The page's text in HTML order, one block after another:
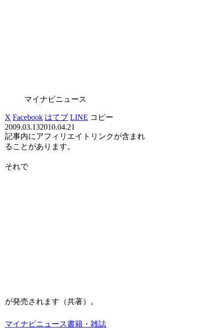
マイナビニュース
X Facebook はてブ LINE コピー
2009.03.132010.04.21
記事内にアフィリエイトリンクが含まれ
ることがあります。
それで
が発売されます（共著）。
マイナビニュース書籍・雑誌